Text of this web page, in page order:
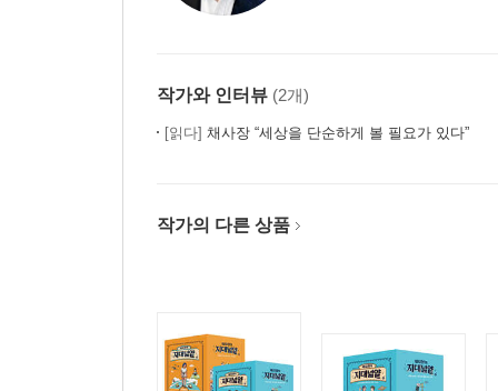
작가와 인터뷰 (2개)
[읽다] 채사장 “세상을 단순하게 볼 필요가 있다”
작가의 다른 상품